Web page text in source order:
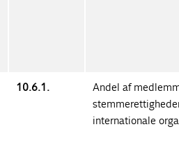
10.6.1.
Andel af
internationale